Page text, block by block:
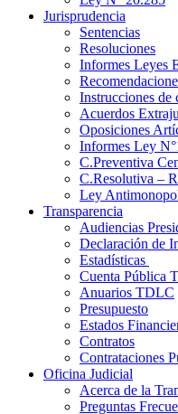
Jurisprudencia
Sentencias
Resoluciones
Informes Leyes
Instrucciones de
Acuerdos
Oposiciones
Informes Ley
C.Preventiva
C.Resolutiva –
Ley
Transparencia
Audiencias
Declaración de
Estadísticas
Cuenta Pública
Anuarios TDLC
Presupuesto
Estados
Contratos
Contrataciones
Oficina Judicial
Acerca de la
Preguntas